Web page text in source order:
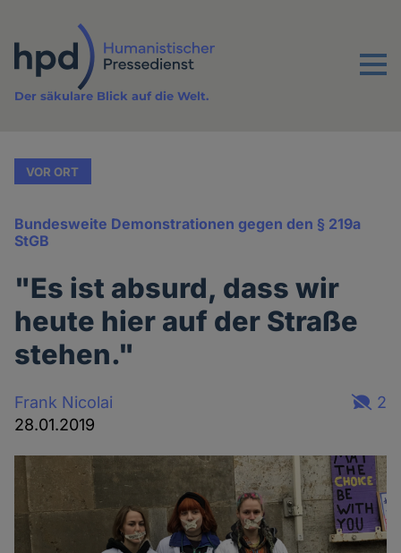
Inhalt
Menu
Der säkulare Blick auf die Welt.
VOR ORT
Bundesweite Demonstrationen gegen den § 219a
StGB
"Es ist absurd, dass wir
heute hier auf der Straße
stehen."
Frank Nicolai
28.01.2019
2